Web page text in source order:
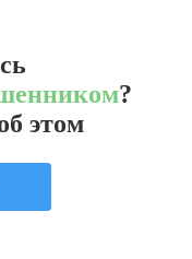
?
этом